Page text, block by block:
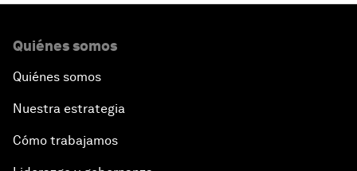
Quiénes somos
Quiénes somos
Nuestra estrategia
Cómo trabajamos